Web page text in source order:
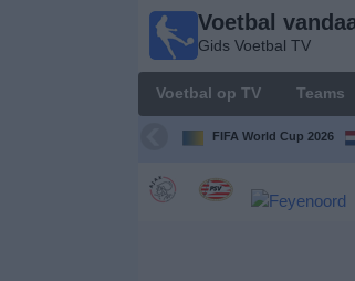
Voetbal
Gids Voetbal TV
Voetbal op TV Teams
FIFA World Cup 2026